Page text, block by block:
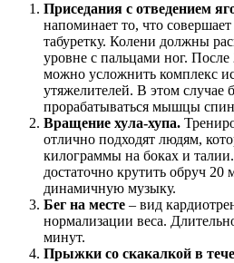
Приседания с отведением
напоминает то, что совершает
табуретку. Колени должны
уровне с пальцами ног. После
можно усложнить комплекс
утяжелителей. В этом случае
прорабатываться мышцы
Вращение хула-хупа.
отлично подходят людям,
килограммы на боках и
достаточно крутить обруч 20
динамичную музыку.
Бег на месте – вид
нормализации веса.
минут.
Прыжки со скакалкой в